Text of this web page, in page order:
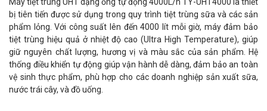
bị tiên tiến được sử dụng trong quy trình tiệt trùng sữa và các sản
phẩm lỏng. Với công suất lên đến 4000 lít mỗi giờ, máy đảm bảo
tiệt trùng hiệu quả ở nhiệt độ cao (Ultra High Temperature), giúp
giữ nguyên chất lượng, hương vị và màu sắc của sản phẩm. Hệ
thống điều khiển tự động giúp vận hành dễ dàng, đảm bảo an toàn
vệ sinh thực phẩm, phù hợp cho các doanh nghiệp sản xuất sữa,
nước trái cây, và đồ uống.